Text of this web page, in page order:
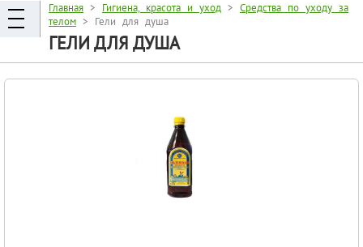
Главная > Гигиена, красота и уход > Средства по уходу за
телом > Гели для душа
ГЕЛИ ДЛЯ ДУША